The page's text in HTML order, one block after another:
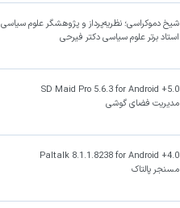
شیخ دموکراسی؛ نظریه‌پرداز و پژوهشگر علوم سیاسی
استاد برتر علوم سیاسی دکتر فیرحی
SD Maid Pro 5.6.3 for Android +5.0
مدیریت فضای گوشی
Paltalk 8.1.1.8238 for Android +4.0
مسنجر پالتاک